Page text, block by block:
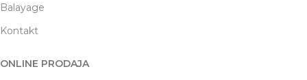
Balayage
Kontakt
ONLINE PRODAJA